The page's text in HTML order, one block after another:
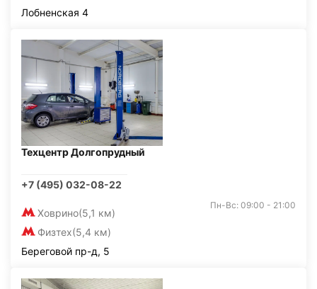
Лобненская 4
Техцентр Долгопрудный
+7 (495) 032-08-22
Ховрино(5,1 км)
Физтех(5,4 км)
Пн-Вс: 09:00 - 21:00
Береговой пр-д, 5